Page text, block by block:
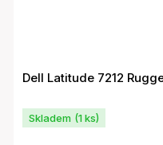
Dell Latitude 7212
Skladem (1 ks)